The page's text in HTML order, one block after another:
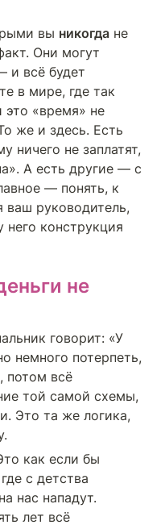
вы никогда не
Они могут
и всё будет
в мире, где так
это «время» не
же и здесь. Есть
ничего не заплатят,
А есть другие — с
— понять, к
ваш руководитель,
него конструкция
не
говорит: «У
немного потерпеть,
потом всё
той самой схемы,
Это та же логика,
как если бы
с детства
нас нападут.
лет всё